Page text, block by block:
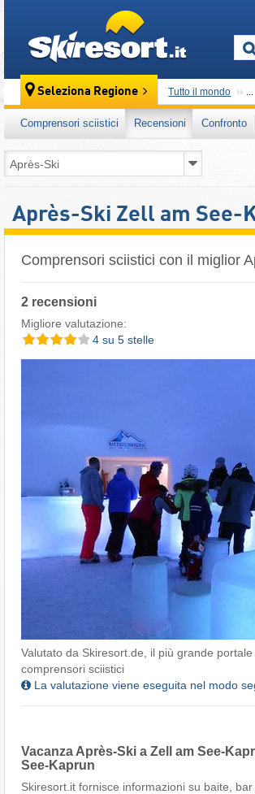
Seleziona Regione Tutto il mondo ...
Comprensori sciistici Recensioni Confronto
Après-Ski Zell am See-
Comprensori sciistici con il miglior
2 recensioni
Migliore valutazione:
4 su 5 stelle
Valutato da Skiresort.de, il più grande
comprensori sciistici
La valutazione viene eseguita nel modo
Vacanza Après-Ski a Zell am See-
See-Kaprun
Skiresort.it fornisce informazioni su baite,